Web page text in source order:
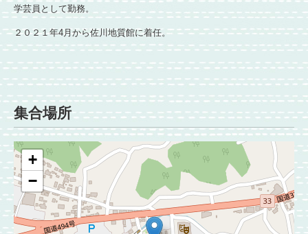
学芸員として勤務。
２０２１年4月から佐川地質館に着任。
集合場所
+
−